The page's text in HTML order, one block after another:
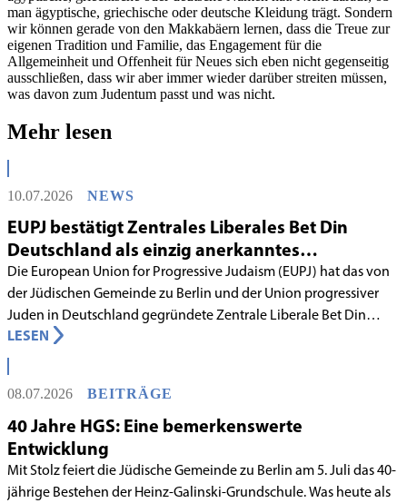
man ägyptische, griechische oder deutsche Kleidung trägt. Sondern
wir können gerade von den Makkabäern lernen, dass die Treue zur
eigenen Tradition und Familie, das Engagement für die
Allgemeinheit und Offenheit für Neues sich eben nicht gegenseitig
ausschließen, dass wir aber immer wieder darüber streiten müssen,
was davon zum Judentum passt und was nicht.
Mehr lesen
10.07.2026 NEWS
EUPJ bestätigt Zentrales Liberales Bet Din
Deutschland als einzig anerkanntes
liberales Rabbinatsgericht
Die European Union for Progressive Judaism (EUPJ) hat das von
der Jüdischen Gemeinde zu Berlin und der Union progressiver
Juden in Deutschland gegründete Zentrale Liberale Bet Din
Deutschland mit Wirkung zum 1. Juni 2026 als anerkanntes
Rabbinatsgericht aufgenommen.
LESEN
08.07.2026 BEITRÄGE
40 Jahre HGS: Eine bemerkenswerte
Entwicklung
Mit Stolz feiert die Jüdische Gemeinde zu Berlin am 5. Juli das 40-
jährige Bestehen der Heinz-Galinski-Grundschule. Was heute als